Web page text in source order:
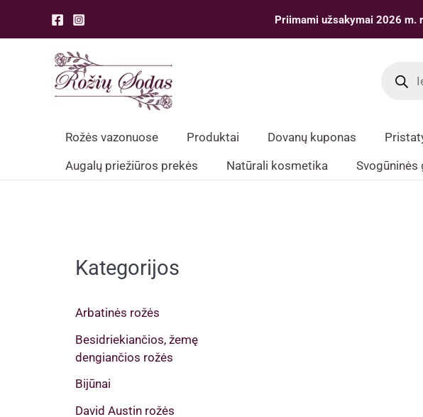
Priimami užsakymai 2026 m.
search
Rožės vazonuose Produktai Dovanų kuponas
Augalų priežiūros prekės
Natūrali kosmetika Svogūninės
Kategorijos
Arbatinės rožės
Besidriekiančios, žemę
dengiančios rožės
Bijūnai
David Austin rožės